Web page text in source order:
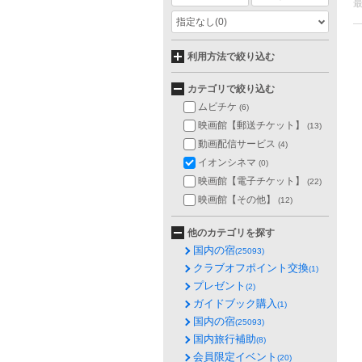
指定なし(0)
利用方法で絞り込む
カテゴリで絞り込む
ムビチケ (6)
映画館【郵送チケット】 (13)
動画配信サービス (4)
イオンシネマ (0)
映画館【電子チケット】 (22)
映画館【その他】 (12)
他のカテゴリを探す
国内の宿(25093)
クラブオフポイント交換(1)
プレゼント (2)
ガイドブック購入(1)
国内の宿(25093)
国内旅行補助(8)
会員限定イベント (20)